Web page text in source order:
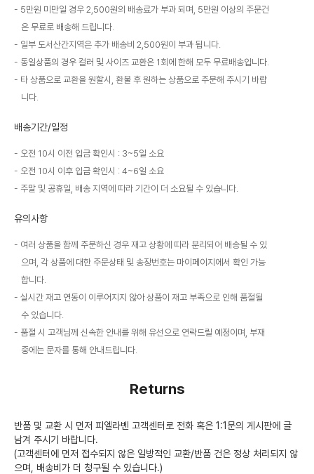
5만원 미만일 경우 2,500원의 배송료가 부과 되며, 5만원 이상의 주문건
은 무료로 배송해 드립니다.
일부 도서산간지역은 추가 배송비 2,500원이 부과 됩니다.
동일상품의 경우 컬러 및 사이즈 교환은 1회에 한해 모두 무료배송입니다.
타 상품으로 교환을 원할시, 환불 후 원하는 상품으로 주문해 주시기 바랍
니다.
배송기간/일정
오전 10시 이전 입금 확인시 : 3~5일 소요
오전 10시 이후 입금 확인시 : 4~6일 소요
주말 및 공휴일, 배송 지역에 따라 기간이 더 소요될 수 있습니다.
유의사항
여러 상품을 함께 주문하신 경우 재고 상황에 따라 분리되어 배송될 수 있
으며, 각 상품에 대한 주문상태 및 송장번호는 마이페이지에서 확인 가능
합니다.
실시간 재고 연동이 이루어지지 않아 상품이 재고 부족으로 인해 품절될
수 있습니다.
품절 시 고객님께 신속한 안내를 위해 유선으로 연락드릴 예정이며, 부재
중에는 문자를 통해 안내드립니다.
Returns
반품 및 교환 시 먼저 피엘라벤 고객센터로 전화 혹은 1:1문의 게시판에 글
남겨 주시기 바랍니다.
(고객센터에 먼저 접수되지 않은 일방적인 교환/반품 건은 정상 처리되지 않
으며, 배송비가 더 청구될 수 있습니다.)